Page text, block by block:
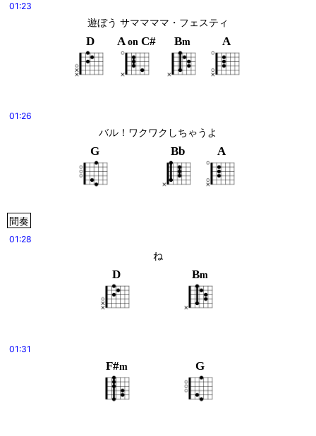
01:23
遊ぼう サママママ・フェスティ
D A on C# Bm A
01:26
バル！ワクワクしちゃうよ
G Bb A
間奏
01:28
ね
D Bm
01:31
F#m G